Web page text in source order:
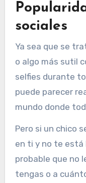
sociales
Ya sea que se
o algo más sutil
selfies durante
puede parecer
mundo donde
Pero si un chico
en ti y no te está
probable que no
tengas o a